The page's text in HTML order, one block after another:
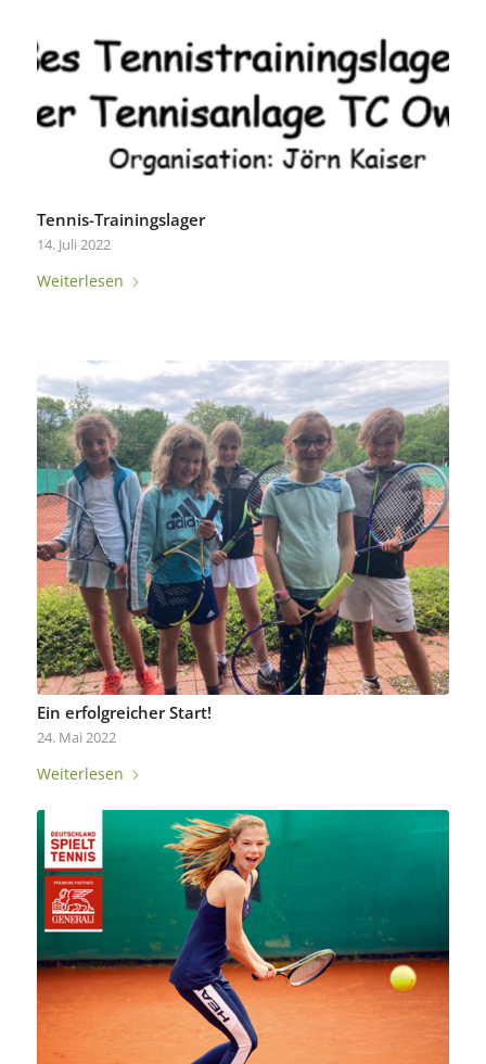
Tennis-Trainingslager
14. Juli 2022
Weiterlesen
Ein erfolgreicher Start!
24. Mai 2022
Weiterlesen